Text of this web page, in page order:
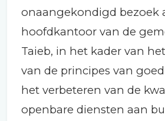
onaangekondigd bezoek
hoofdkantoor van de
Taieb, in het kader van
van de principes van
het verbeteren van de
openbare diensten aan